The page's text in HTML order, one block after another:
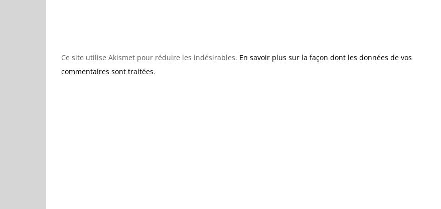
Ce site utilise Akismet pour réduire les indésirables. En savoir plus sur la façon dont les données de vos
commentaires sont traitées.